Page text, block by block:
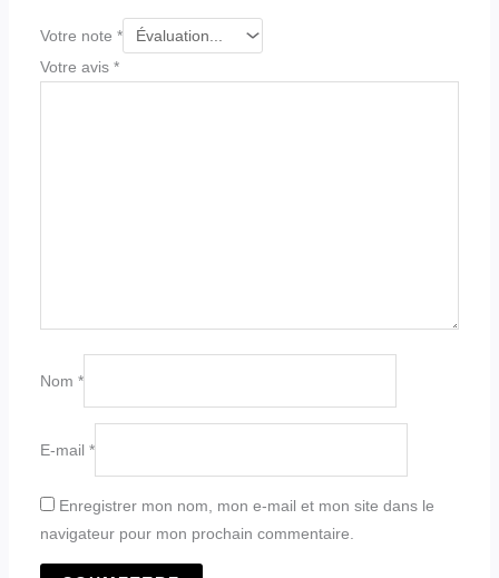
Votre note *
Votre avis *
Nom *
E-mail *
Enregistrer mon nom, mon e-mail et mon site dans le
navigateur pour mon prochain commentaire.